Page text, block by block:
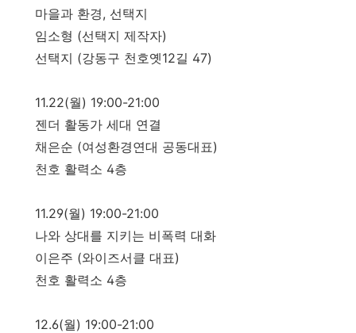
마을과 환경, 선택지
임소형 (선택지 제작자)
선택지 (강동구 천호옛12길 47)
11.22(월) 19:00-21:00
젠더 활동가 세대 연결
채은순 (여성환경연대 공동대표)
천호 활력소 4층
11.29(월) 19:00-21:00
나와 상대를 지키는 비폭력 대화
이은주 (와이즈서클 대표)
천호 활력소 4층
12.6(월) 19:00-21:00